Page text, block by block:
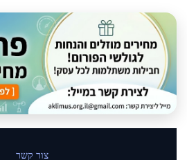
צור קשר